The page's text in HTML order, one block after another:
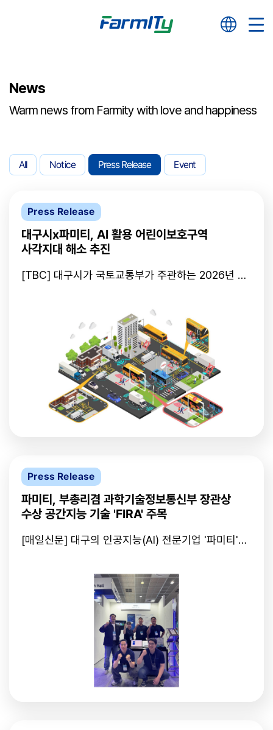
News
Warm news from Farmity with love and happiness
All Notice Press Release Event
Press Release
대구시x파미티, AI 활용 어린이보호구역
사각지대 해소 추진
[TBC] 대구시가 국토교통부가 주관하는 2026년 AI
지능형 안전알림 시스템 실증사업을 추진할 계획입니
다.이번 사업에는 지역 기업인 파미티와 퓨처드라이
브, 대구경북과학기술원이 컨소시엄으로 참여하는데,
어린이보호구역 사각지대 해소에 도움이 될 것으로
보입니다. https://www.tbc.co.kr/news/view?
pno=20260514090249AE09763&id=206397
Press Release
파미티, 부총리겸 과학기술정보통신부 장관상
수상 공간지능 기술 'FIRA' 주목
[매일신문] 대구의 인공지능(AI) 전문기업 '파미티'가
능(AI), 디지털 헬스케어 등 미래 핵심 기술 분야에서
기술 혁신성과 산업 적용 가능성을 종합 평가해 선정
된 것으로, 파미티는 mmWave(밀리미터파) 레이더
기반 3차원 공간지능 기술 'FIRA'를 출품해 높은 평가
를 받았다. FIRA는 카메라 없이 사람의 위치, 자세, 행
동을 3차원으로 분석하는 기술을 적용해 영상 데이터
없이도 전신 관절 기반 스켈레톤(골격)을 생성할 수
있다. 이를 통해 개인정보 침해 우려를 줄이고, 야간
조명 변화 등 환경 영향이 큰 상황에서도 안정적인 인